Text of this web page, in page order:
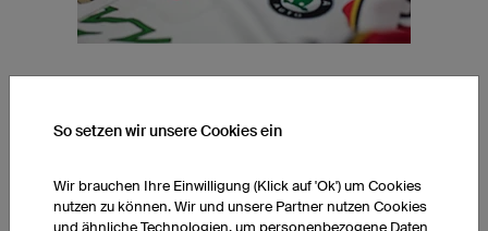
Unsere Näherinnen sind auf individuelle Produkte spezialisiert.
unserer Funktionsstoffe sowie die hohe Qualität und
gleichbleibende Passform unserer Produkte garantieren.
So setzen wir unsere Cookies ein
Wir brauchen Ihre Einwilligung (Klick auf 'Ok') um Cookies
nutzen zu können. Wir und unsere Partner nutzen Cookies
und ähnliche Technologien, um personenbezogene Daten